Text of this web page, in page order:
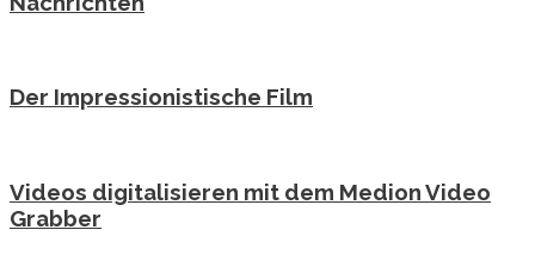
Der Impressionistische Film
Videos digitalisieren mit dem Medion Video
Grabber